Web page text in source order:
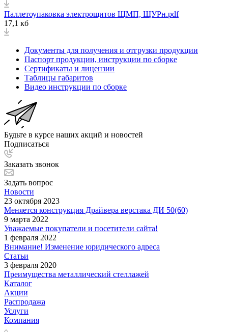
Паллетоупаковка электрощитов ЩМП, ЩУРн.pdf
17,1 кб
Документы для получения и отгрузки продукции
Паспорт продукции, инструкции по сборке
Сертификаты и лицензии
Таблицы габаритов
Видео инструкции по сборке
Будьте в курсе наших акций и новостей
Подписаться
Заказать звонок
Задать вопрос
Новости
23 октября 2023
Меняется конструкция Драйвера верстака ДИ 50(60)
9 марта 2022
Уважаемые покупатели и посетители сайта!
1 февраля 2022
Внимание! Изменение юридического адреса
Статьи
3 февраля 2020
Преимущества металлический стеллажей
Каталог
Акции
Распродажа
Услуги
Компания